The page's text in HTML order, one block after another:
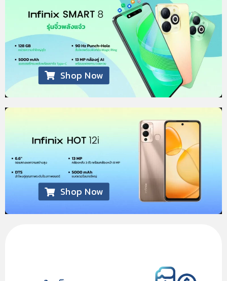
Shop Now
Shop Now